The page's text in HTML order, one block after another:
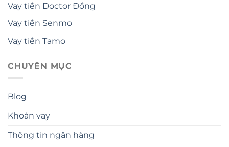
Vay tiền Doctor Đồng
Vay tiền Senmo
Vay tiền Tamo
CHUYÊN MỤC
Blog
Khoản vay
Thông tin ngân hàng